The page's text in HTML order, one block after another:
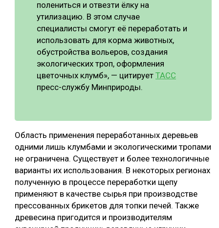
полениться и отвезти ёлку на
утилизацию. В этом случае
специалисты смогут её переработать и
использовать для корма животных,
обустройства вольеров, создания
экологических троп, оформления
цветочных клумб», — цитирует ТАСС
пресс-службу Минприроды.
Область применения переработанных деревьев
одними лишь клумбами и экологическими тропами
не ограничена. Существует и более технологичные
варианты их использования. В некоторых регионах
полученную в процессе переработки щепу
применяют в качестве сырья при производстве
прессованных брикетов для топки печей. Также
древесина пригодится и производителям